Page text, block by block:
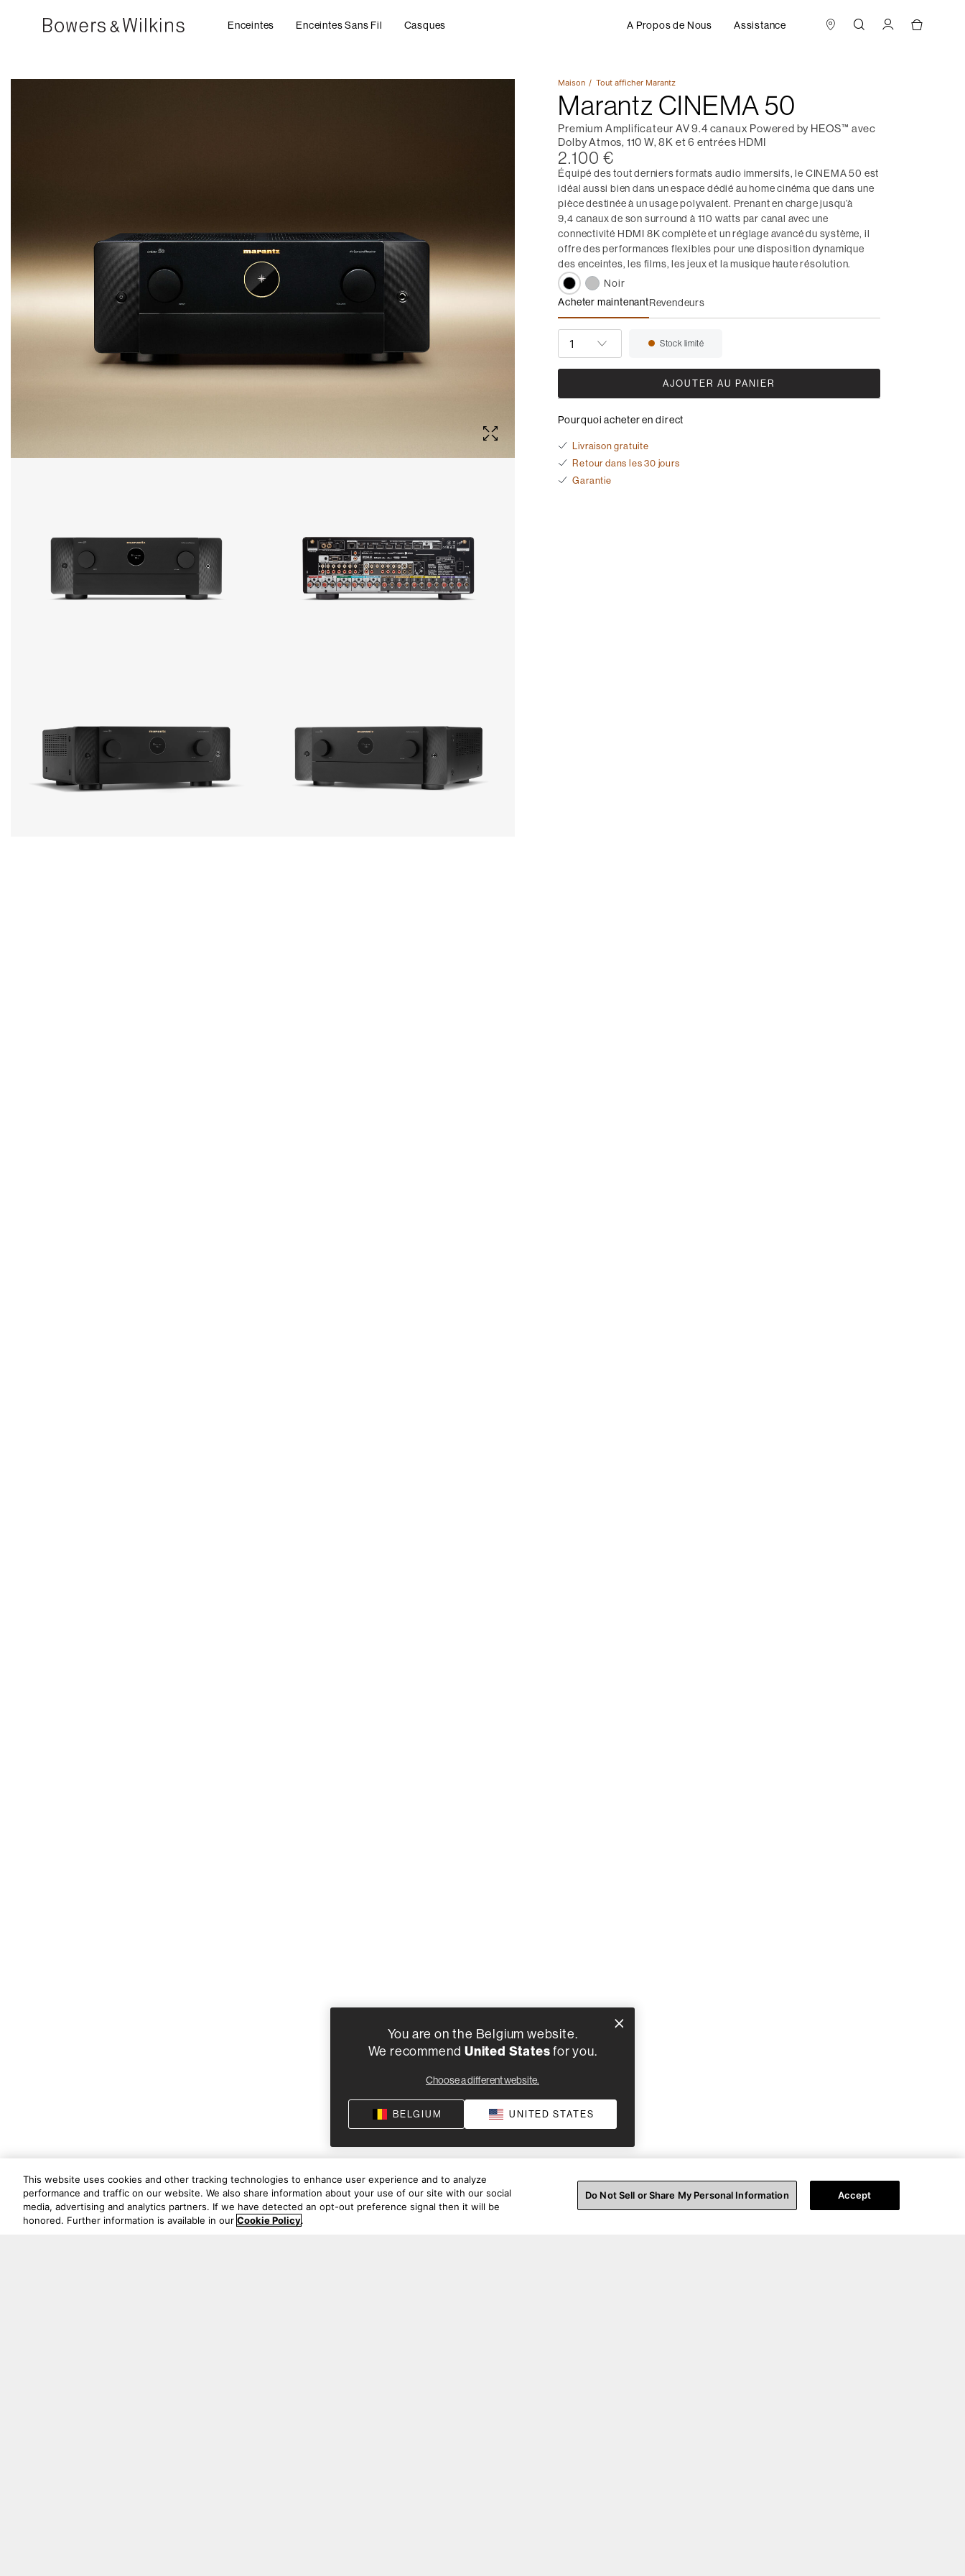
Enceintes Enceintes Sans Fil Casques A Propos de Nous Assistance
Maison Tout afficher Marantz
Marantz CINEMA 50
Premium Amplificateur AV 9.4 canaux Powered by HEOS™ avec
Dolby Atmos, 110 W, 8K et 6 entrées HDMI
2.100 €
Équipé des tout derniers formats audio immersifs, le CINEMA 50 est
idéal aussi bien dans un espace dédié au home cinéma que dans une
pièce destinée à un usage polyvalent. Prenant en charge jusqu’à
9,4 canaux de son surround à 110 watts par canal avec une
connectivité HDMI 8K complète et un réglage avancé du système, il
offre des performances flexibles pour une disposition dynamique
des enceintes, les films, les jeux et la musique haute résolution.
Noir
Acheter maintenant
Marantz CINEMA 50
Revendeurs
Disponibilité:
Stock limité
AJOUTER AU PANIER
Pourquoi acheter en direct
Livraison gratuite
Retour dans les 30 jours
Garantie
You are on the Belgium website.
We recommend United Statesfor you.
Choose a different website.
BELGIUM UNITED STATES
This website uses cookies and other tracking technologies to enhance user experience and to analyze
performance and traffic on our website. We also share information about your use of our site with our social
media, advertising and analytics partners. If we have detected an opt-out preference signal then it will be
honored. Further information is available in our Cookie Policy.
Do Not Sell or Share My Personal Information Accept